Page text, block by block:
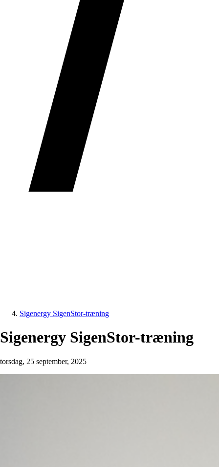
Sigenergy SigenStor-træning
Sigenergy SigenStor-træning
torsdag, 25 september, 2025